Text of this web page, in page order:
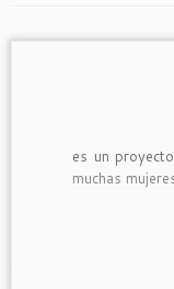
es un
muchas